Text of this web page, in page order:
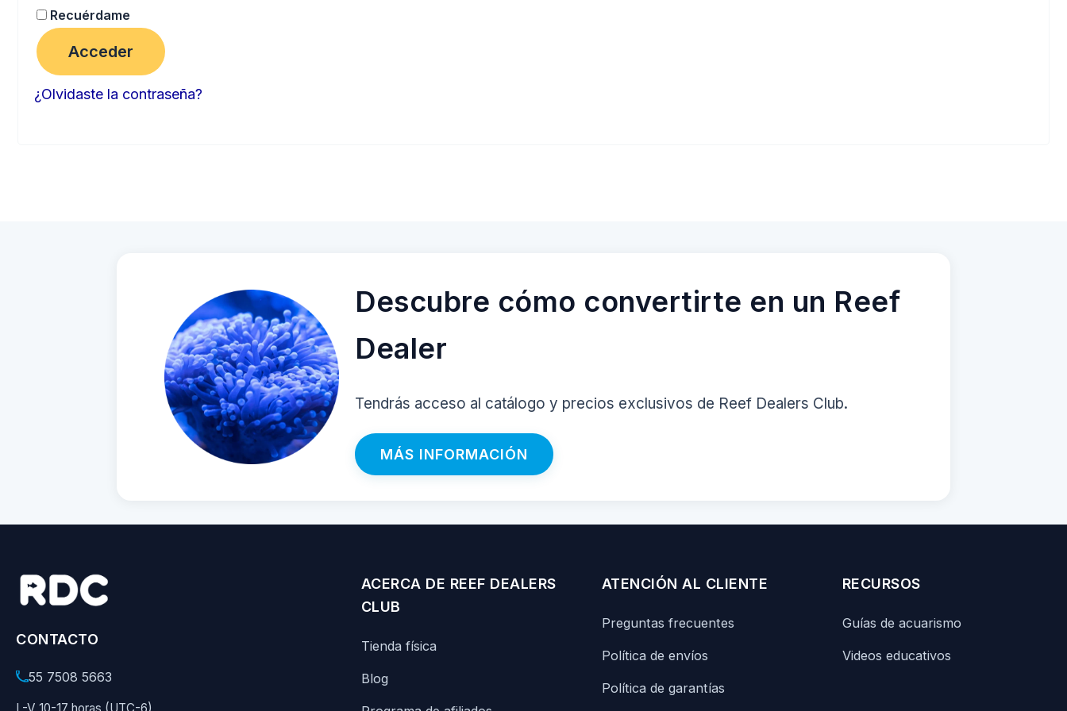
Recuérdame
Acceder
¿Olvidaste la contraseña?
Descubre cómo convertirte en un Reef
Dealer
Tendrás acceso al catálogo y precios exclusivos de Reef Dealers Club.
MÁS INFORMACIÓN
CONTACTO
55 7508 5663
ACERCA DE REEF DEALERS
CLUB
Tienda física
Blog
ATENCIÓN AL CLIENTE
Preguntas frecuentes
Política de envíos
Política de garantías
RECURSOS
Guías de acuarismo
Videos educativos